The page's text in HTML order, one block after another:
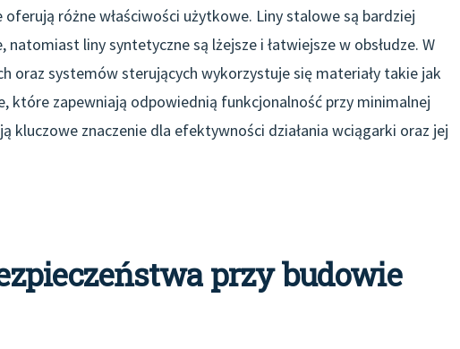
różne właściwości użytkowe. Liny stalowe są bardziej
liny syntetyczne są lżejsze i łatwiejsze w obsłudze. W
oraz systemów sterujących wykorzystuje się materiały takie jak
które zapewniają odpowiednią funkcjonalność przy minimalnej
kluczowe znaczenie dla efektywności działania wciągarki oraz jej
przy budowie